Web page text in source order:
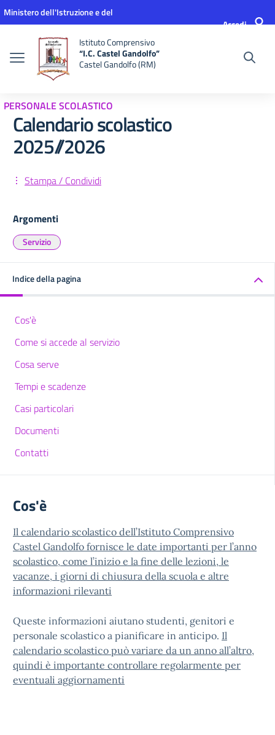
Vai ai contenuti
Vai al menu di navigazione
Vai al footer
Ministero dell'Istruzione e del
Accedi
Istituto Comprensivo
“I.C. Castel Gandolfo”
Castel Gandolfo (RM)
PERSONALE SCOLASTICO
Calendario scolastico
2025//2026
Stampa / Condividi
Argomenti
Servizio
Indice della pagina
Cos'è
Come si accede al servizio
Cosa serve
Tempi e scadenze
Casi particolari
Documenti
Contatti
Cos'è
Il calendario scolastico dell’Istituto Comprensivo
Castel Gandolfo fornisce le date importanti per l’anno
scolastico, come l’inizio e la fine delle lezioni, le
vacanze, i giorni di chiusura della scuola e altre
informazioni rilevanti
Queste informazioni aiutano studenti, genitori e
personale scolastico a pianificare in anticipo. Il
calendario scolastico può variare da un anno all’altro,
quindi è importante controllare regolarmente per
eventuali aggiornamenti